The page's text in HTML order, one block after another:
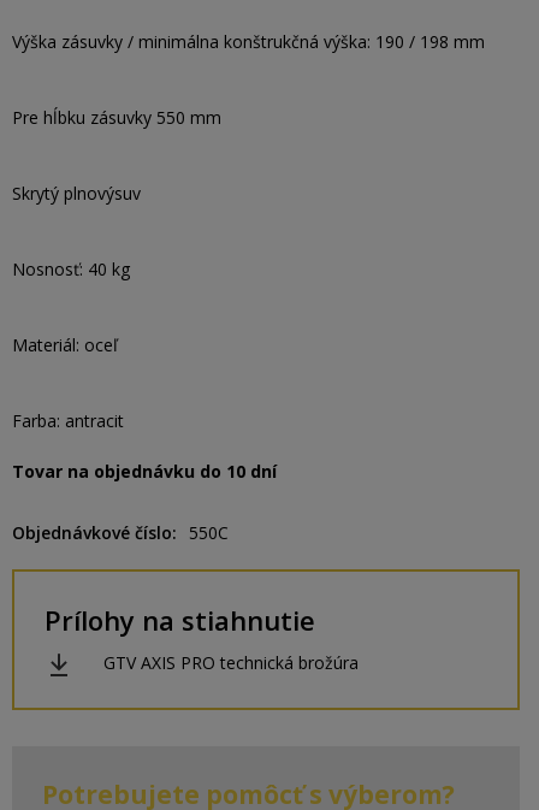
Výška zásuvky / minimálna konštrukčná výška: 190 / 198 mm
Pre hĺbku zásuvky 550 mm
Skrytý plnovýsuv
Nosnosť: 40 kg
Materiál: oceľ
Farba: antracit
Tovar na objednávku do 10 dní
Objednávkové číslo 550C
Prílohy na stiahnutie
GTV AXIS PRO technická brožúra
Potrebujete pomôcť s výberom?